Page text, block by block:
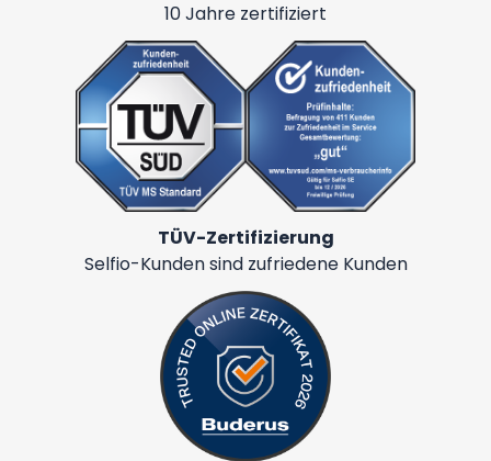
10 Jahre zertifiziert
TÜV-Zertifizierung
Selfio-Kunden sind zufriedene Kunden